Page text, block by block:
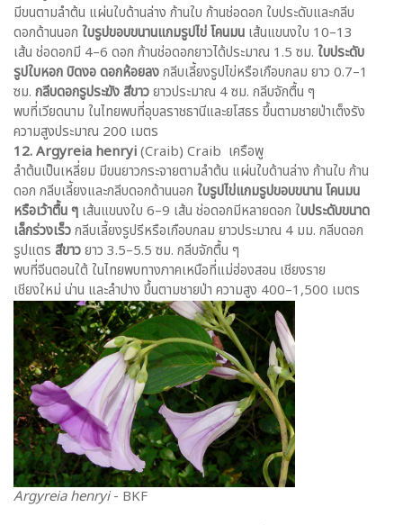
มีขนตามลำต้น แผ่นใบด้านล่าง ก้านใบ ก้านช่อดอก ใบประดับและกลีบ
ดอกด้านนอก ใบรูปขอบขนานแกมรูปไข่ โคนมน เส้นแขนงใบ 10–13
เส้น ช่อดอกมี 4–6 ดอก ก้านช่อดอกยาวได้ประมาณ 1.5 ซม. ใบประดับ
รูปใบหอก บิดงอดอกห้อยลงกลีบเลี้ยงรูปไข่หรือเกือบกลม ยาว 0.7–1
ซม. กลีบดอกรูประฆัง สีขาวยาวประมาณ 4 ซม. กลีบจักตื้น ๆ
พบที่เวียดนาม ในไทยพบที่อุบลราชธานีและยโสธร ขึ้นตามชายป่าเต็งรัง
ความสูงประมาณ 200 เมตร
12. Argyreia henryi(Craib) Craib เครือพู
ลำต้นเป็นเหลี่ยม มีขนยาวกระจายตามลำต้น แผ่นใบด้านล่าง ก้านใบ ก้าน
ดอก กลีบเลี้ยงและกลีบดอกด้านนอก ใบรูปไข่แกมรูปขอบขนาน โคนมน
หรือเว้าตื้น ๆ เส้นแขนงใบ 6–9 เส้น ช่อดอกมีหลายดอก ใบประดับขนาด
เล็กร่วงเร็วกลีบเลี้ยงรูปรีหรือเกือบกลม ยาวประมาณ 4 มม. กลีบดอก
รูปแตร สีขาวยาว 3.5–5.5 ซม. กลีบจักตื้น ๆ
พบที่จีนตอนใต้ ในไทยพบทางภาคเหนือที่แม่ฮ่องสอน เชียงราย
เชียงใหม่ น่าน และลำปาง ขึ้นตามชายป่า ความสูง 400–1,500 เมตร
Argyreia henryi- BKF